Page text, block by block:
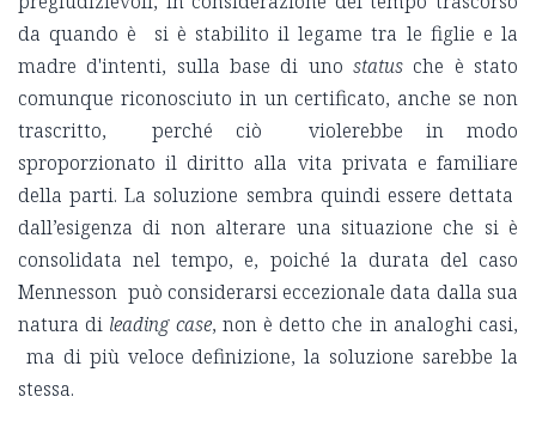
da quando è si è stabilito il legame tra le figlie e la
madre d'intenti, sulla base di uno status che è stato
comunque riconosciuto in un certificato, anche se non
trascritto, perché ciò violerebbe in modo
sproporzionato il diritto alla vita privata e familiare
della parti. La soluzione sembra quindi essere dettata
dall’esigenza di non alterare una situazione che si è
consolidata nel tempo, e, poiché la durata del caso
Mennesson può considerarsi eccezionale data dalla sua
natura di leading case, non è detto che in analoghi casi,
ma di più veloce definizione, la soluzione sarebbe la
stessa.